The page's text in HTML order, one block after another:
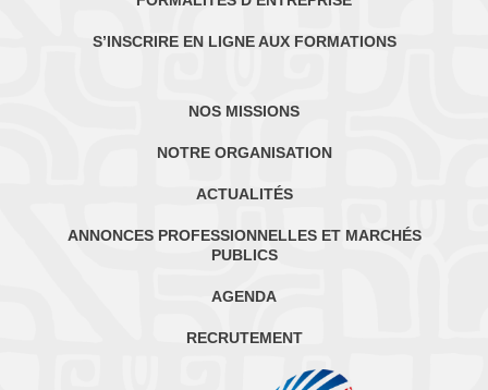
S’INSCRIRE EN LIGNE AUX FORMATIONS
NOS MISSIONS
NOTRE ORGANISATION
ACTUALITÉS
ANNONCES PROFESSIONNELLES ET MARCHÉS
PUBLICS
AGENDA
RECRUTEMENT